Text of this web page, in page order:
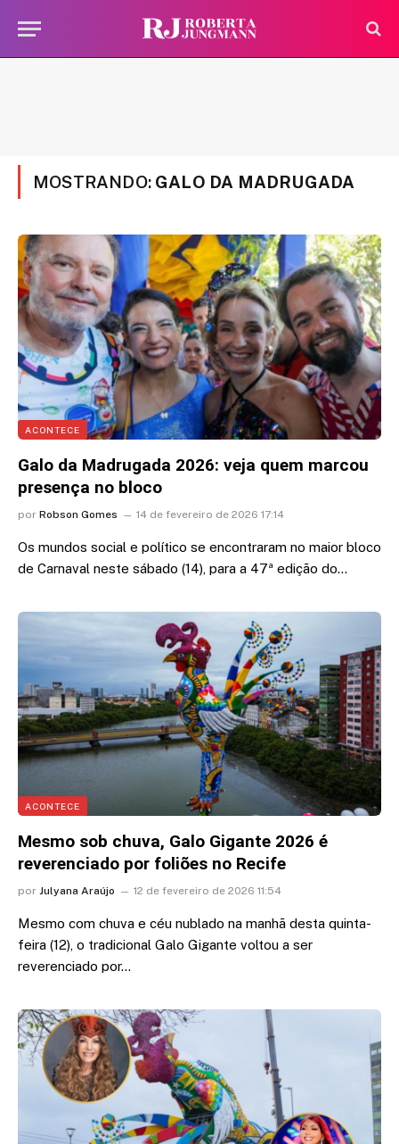
MOSTRANDO: GALO DA MADRUGADA
ACONTECE
Galo da Madrugada 2026: veja quem marcou
presença no bloco
por Robson Gomes 14 de fevereiro de 2026 17:14
Os mundos social e político se encontraram no maior bloco
de Carnaval neste sábado (14), para a 47ª edição do…
ACONTECE
Mesmo sob chuva, Galo Gigante 2026 é
reverenciado por foliões no Recife
por Julyana Araújo 12 de fevereiro de 2026 11:54
Mesmo com chuva e céu nublado na manhã desta quinta-
feira (12), o tradicional Galo Gigante voltou a ser
reverenciado por…